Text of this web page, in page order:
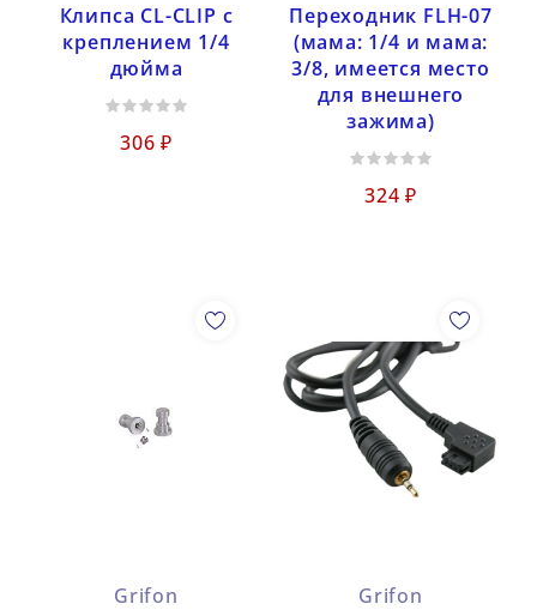
Клипса CL-CLIP с
креплением 1/4
дюйма
306 ₽
Переходник FLH-07
(мама: 1/4 и мама:
3/8, имеется место
для внешнего
зажима)
324 ₽
Grifon
Grifon